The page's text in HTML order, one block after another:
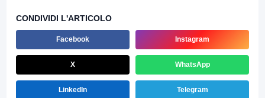
CONDIVIDI L'ARTICOLO
Facebook Instagram
X WhatsApp
LinkedIn Telegram